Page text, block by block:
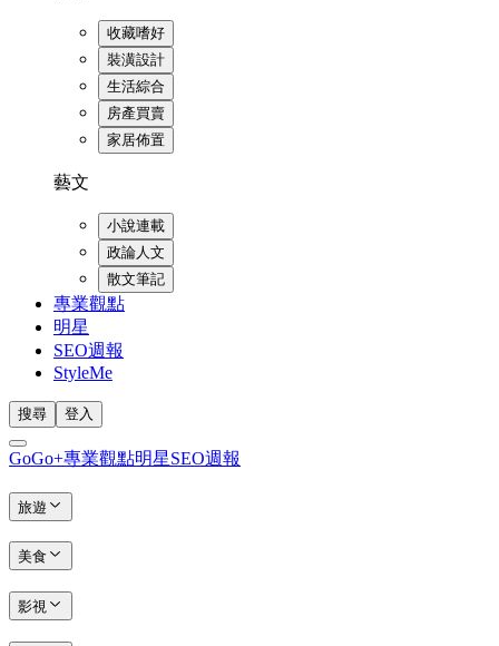
收藏嗜好
裝潢設計
生活綜合
房產買賣
家居佈置
藝文
小說連載
政論人文
散文筆記
專業觀點
明星
SEO週報
StyleMe
搜尋 登入
GoGo+專業觀點明星SEO週報
旅遊
美食
影視